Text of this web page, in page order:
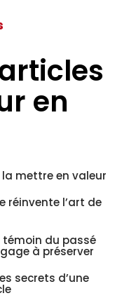
en
mettre en valeur
réinvente l’art de
témoin du passé
à préserver
secrets d’une